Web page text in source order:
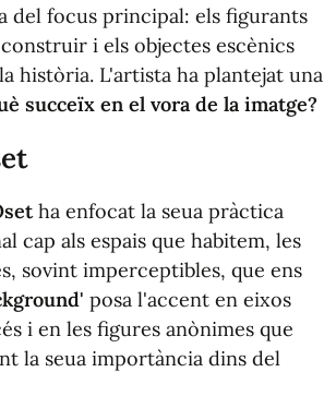
del focus principal: els figurants
i els objectes escènics
història. L'artista ha plantejat una
succeïx en el vora de la imatge?
ha enfocat la seua pràctica
cap als espais que habitem, les
sovint imperceptibles, que ens
posa l'accent en eixos
i en les figures anònimes que
la seua importància dins del